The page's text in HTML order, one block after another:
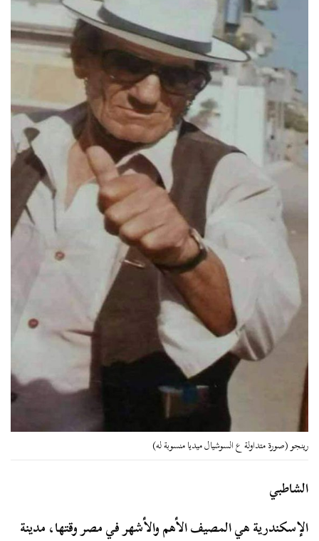
رينجو (صورة متداولة ع السوشيال ميديا منسوبة له)
الشاطبي
الإسكندرية هي المصيف الأهم والأشهر في مصر وقتها، مدينة